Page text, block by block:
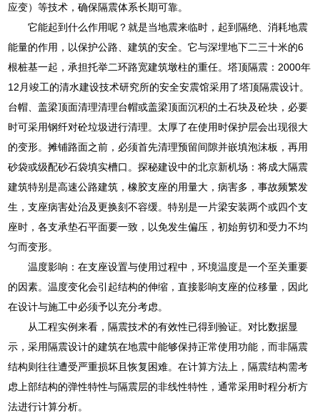
应变）等技术，确保隔震体系长期可靠。
它能起到什么作用呢？就是当地震来临时，起到隔绝、消耗地震
能量的作用，以保护公路、建筑的安全。它与深埋地下二三十米的6
根桩基一起，承担托举二环路宽建筑墩柱的重任。塔顶隔震：2000年
12月竣工的清水建设技术研究所的安全安震馆采用了塔顶隔震设计。
台帽、盖梁顶面清理清理台帽或盖梁顶面沉积的土石块及砼块，必要
时可采用钢纤对砼垃圾进行清理。太厚了在使用时保护层会出现很大
的变形。摊铺路面之前，必须首先清理预留间隙并嵌填泡沫板，再用
砂袋或级配砂石袋填实槽口。探秘建设中的北京新机场：将成大隔震
建筑特别是高速公路建筑，橡胶支座的用量大，病害多，事故频繁发
生，支座病害处治及更换刻不容缓。特别是一片梁安装两个或四个支
座时，各支承垫石平面要一致，以免发生偏压，初始剪切和受力不均
匀而变形。
温度影响：在支座设置与使用过程中，环境温度是一个至关重要
的因素。温度变化会引起结构的伸缩，直接影响支座的位移量，因此
在设计与施工中必须予以充分考虑。
从工程实例来看，隔震技术的有效性已得到验证。对比数据显
示，采用隔震设计的建筑在地震中能够保持正常使用功能，而非隔震
结构则往往遭受严重损坏且恢复困难。在计算方法上，隔震结构需考
虑上部结构的弹性特性与隔震层的非线性特性，通常采用时程分析方
法进行计算分析。